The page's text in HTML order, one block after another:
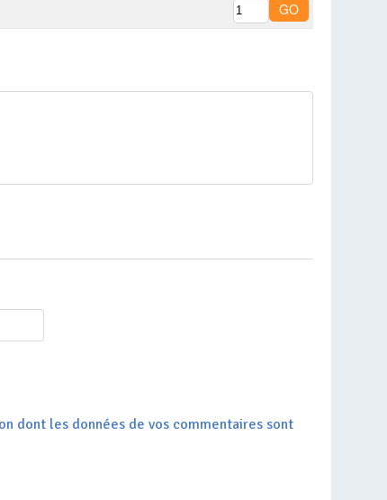
dont les données de vos commentaires sont